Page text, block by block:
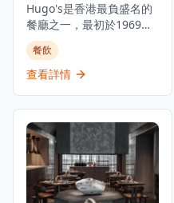
Hugo's是香港最負盛名的
餐廳之一，最初於1969年
開業，現在在香港尖沙咀
凱悅酒店重新開業。餐廳
在優雅的環境中提供國際
的中心地帶，提供精緻的
用餐體驗，優質的服務，
五十多年來一直保持著卓
越餐廳的聲譽。餐廳設有
私人用餐室，提供午餐和
餐飲
查看詳情